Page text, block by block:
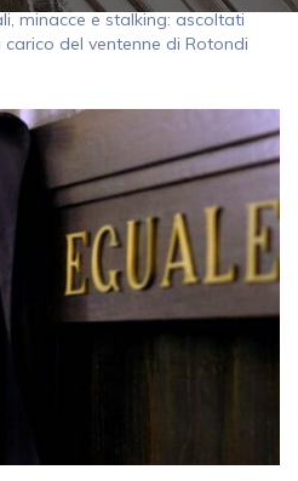
minacce e stalking: ascoltati
del ventenne di Rotondi